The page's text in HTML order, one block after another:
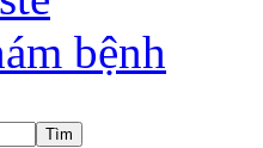
bệnh